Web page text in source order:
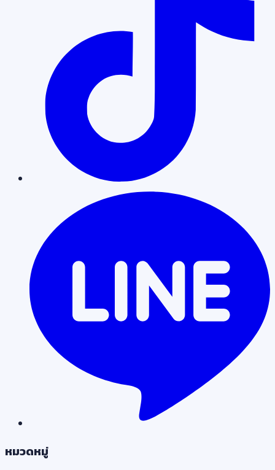
หมวดหมู่